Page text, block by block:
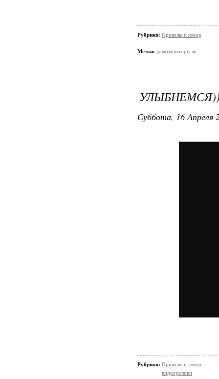
Рубрики: Приколы и юмор
Метки: демотиваторы
Суббота, 16 Апреля
Рубрики: Приколы и юмор
видеоролики